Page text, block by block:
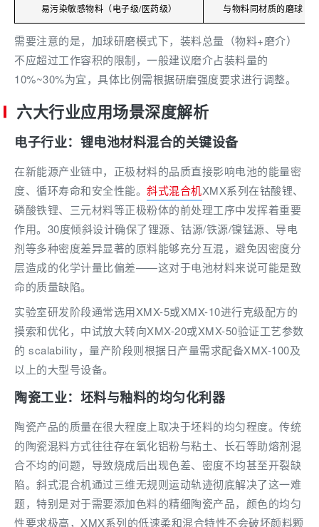
易污染敏感物料（电子级/医药级） 与物料同材质的磨球
需要注意的是，加球研磨模式下，装料总量（物料+磨介）
不应超过工作容积的限制，一般建议磨介占装料量的
10%~30%为宜，具体比例需根据研磨强度要求进行调整。
六大行业应用场景深度解析
电子行业：锂电池材料混合的关键设备
在新能源产业链中，正极材料的品质直接影响电池的能量密
度、循环寿命和安全性能。斜式混合机XMX系列在钴酸锂、
磷酸铁锂、三元材料等正极粉体的前处理工序中发挥着重要
作用。30度倾斜设计确保了锂源、钴源/铁源/镍锰源、导电
剂等多种密度差异显著的原料能够充分互混，避免因密度分
层造成的化学计量比偏差——这对于电池材料来说可能是致
命的质量缺陷。
实验室研发阶段通常选用XMX-5或XMX-10进行克级配方的
摸索和优化，中试放大转向XMX-20或XMX-50验证工艺参数
的 scalability，量产阶段则根据日产量需求配备XMX-100及
以上的大型号设备。
陶瓷工业：坯料与釉料的均匀化利器
陶瓷产品的质量在很大程度上取决于坯料的均匀程度。传统
的陶瓷混料方式往往存在氧化铝粉与粘土、长石等助熔剂混
合不均的问题，导致烧成后出现色差、密度不均甚至开裂缺
陷。斜式混合机通过三维无规则运动轨迹彻底解决了这一难
题，特别是对于需要添加色料的精细陶瓷产品，颜色的均匀
性要求极高，XMX系列的低速柔和混合特性不会破坏颜料颗